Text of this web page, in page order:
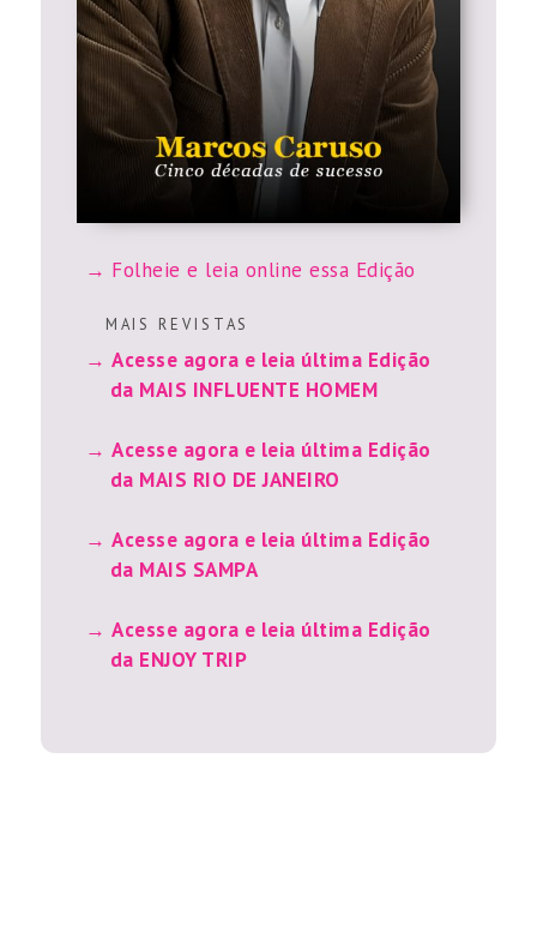
Folheie e leia online essa Edição
M A I S R E V I S T A S
Acesse agora e leia última Edição
da MAIS INFLUENTE HOMEM
Acesse agora e leia última Edição
da MAIS RIO DE JANEIRO
Acesse agora e leia última Edição
da MAIS SAMPA
Acesse agora e leia última Edição
da ENJOY TRIP